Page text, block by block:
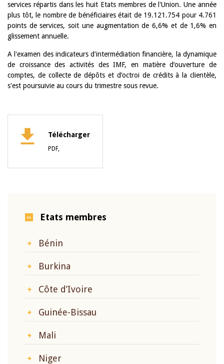
services répartis dans les huit Etats membres de l'Union. Une année
plus tôt, le nombre de bénéficiaires était de 19.121.754 pour 4.761
points de services, soit une augmentation de 6,6% et de 1,6% en
glissement annuelle.
A l'examen des indicateurs d'intermédiation financière, la dynamique
de croissance des activités des IMF, en matière d’ouverture de
comptes, de collecte de dépôts et d’octroi de crédits à la clientèle,
s'est poursuivie au cours du trimestre sous revue.
Télécharger
PDF,
Etats membres
Bénin
Burkina
Côte d’Ivoire
Guinée-Bissau
Mali
Niger